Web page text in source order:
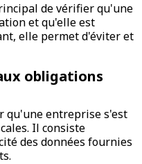
de vérifier qu'une
et qu'elle est
elle permet d'éviter et
obligations
qu'une entreprise s'est
Il consiste
des données fournies